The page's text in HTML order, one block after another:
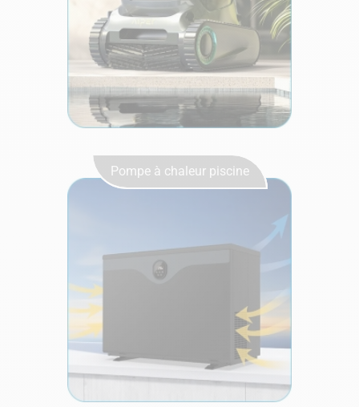
Pompe à chaleur piscine